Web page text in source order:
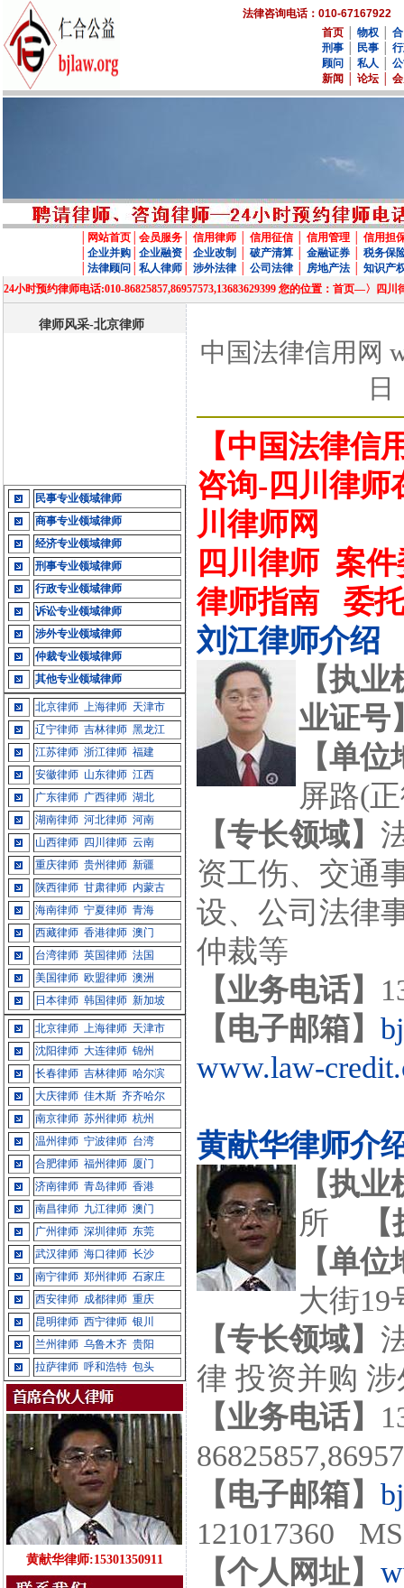
法律咨询电话：010-67167922
首页
物权
刑事
民事
顾问
私人
新闻
论坛
网站首页 会员服务 信用律师 信用征信 信用管理
信用担
企业并购 企业融资 企业改制 破产清算 金融证券
税务保
法律顾问 私人律师 涉外法律 公司法律 房地产法
知识产
24小时预约律师电话:010-86825857,86957573,13683629399 您的位置：首页—〉四
律师风采-北京律师
民事专业领域律师
商事专业领域律师
经济专业领域律师
刑事专业领域律师
行政专业领域律师
诉讼专业领域律师
涉外专业领域律师
仲裁专业领域律师
其他专业领域律师
北京律师 上海律师 天津市
辽宁律师 吉林律师 黑龙江
江苏律师 浙江律师 福建
安徽律师 山东律师 江西
广东律师 广西律师 湖北
湖南律师 河北律师 河南
山西律师
四川律师 云南
重庆律师 贵州律师 新疆
陕西律师 甘肃律师 内蒙古
海南律师 宁夏律师 青海
西藏律师 香港律师 澳门
台湾律师 英国律师 法国
美国律师 欧盟律师 澳洲
日本律师 韩国律师 新加坡
北京律师 上海律师 天津市
沈阳律师 大连律师 锦州
长春律师 吉林律师 哈尔滨
大庆律师 佳木斯 齐齐哈尔
南京律师 苏州律师 杭州
温州律师 宁波律师 台湾
合肥律师 福州律师 厦门
济南律师 青岛律师 香港
南昌律师 九江律师 澳门
广州律师 深圳律师 东莞
武汉律师 海口律师 长沙
南宁律师 郑州律师 石家庄
西安律师 成都律师 重庆
昆明律师 西宁律师 银川
兰州律师 乌鲁木齐 贵阳
拉萨律师 呼和浩特 包头
黄献华律师:15301350911
中国法律信用网
【中国法律信
咨询-四川律师
川律师网
四川律师 案
律师指南
委
刘江律师介绍
【执
业证号
【单
屏路(
【专长领域】
资工伤、交通
设、公司法律
仲裁等
【业务电话】
【电子邮箱】
www.law-
黄献华律师介
【执
所
【单
大街19
【专长领域】
律 投资并购
【业务电话】
【电子邮箱】
121017360
【个人网址】